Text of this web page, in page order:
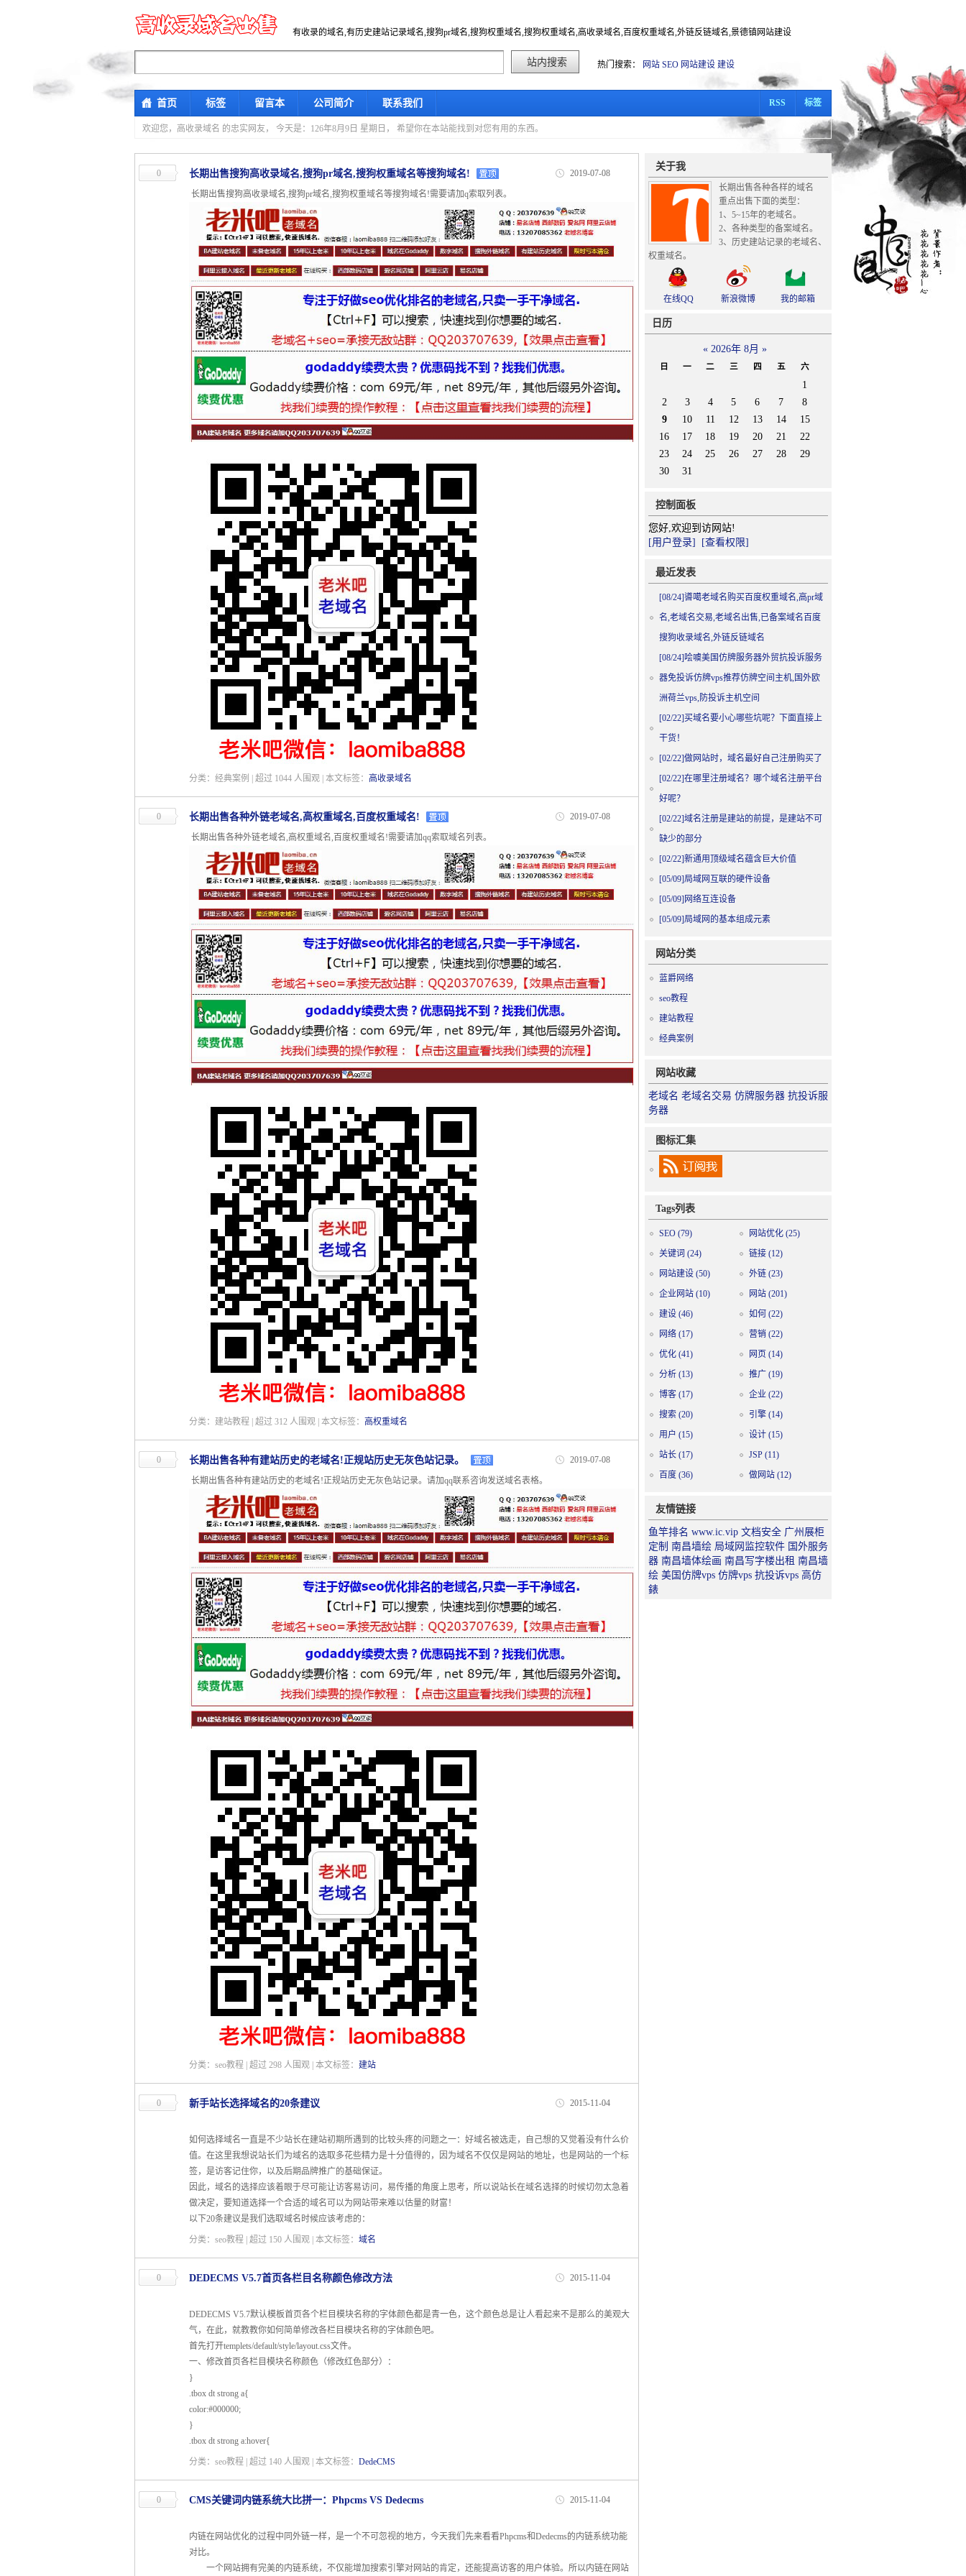
有收录的域名,有历史建站记录域名,搜狗pr域名,搜狗权重域名,搜狗权重域名,高收录域名,百度权重域名,外链反链域名,景德镇网站建设
热门搜索： 网站 SEO 网站建设 建设
首页 标签 留言本 公司简介 联系我们 RSS 标签
欢迎您，高收录域名 的忠实网友， 今天是：126年8月9日 星期日， 希望你在本站能找到对您有用的东西。
0 2019-07-08
长期出售搜狗高收录域名,搜狗pr域名,搜狗权重域名等搜狗域名!
长期出售搜狗高收录域名,搜狗pr域名,搜狗权重域名等搜狗域名!需要请加q索取列表。
分类：经典案例 | 超过 1044 人围观 | 本文标签： 高收录域名
0 2019-07-08
长期出售各种外链老域名,高权重域名,百度权重域名!
长期出售各种外链老域名,高权重域名,百度权重域名!需要请加qq索取域名列表。
分类：建站教程 | 超过 312 人围观 | 本文标签： 高权重域名
0 2019-07-08
长期出售各种有建站历史的老域名!正规站历史无灰色站记录。
长期出售各种有建站历史的老域名!正规站历史无灰色站记录。请加qq联系咨询发送域名表格。
分类：seo教程 | 超过 298 人围观 | 本文标签： 建站
0 2015-11-04
新手站长选择域名的20条建议
如何选择域名一直是不少站长在建站初期所遇到的比较头疼的问题之一：好域名被选走，自己想的又觉着没有什么价
值。在这里我想说站长们为域名的选取多花些精力是十分值得的，因为域名不仅仅是网站的地址，也是网站的一个标
签，是访客记住你，以及后期品牌推广的基础保证。
因此，域名的选择应该着眼于尽可能让访客易访问，易传播的角度上思考，所以说站长在域名选择的时候切勿太急着
做决定，要知道选择一个合适的域名可以为网站带来难以估量的财富！
以下20条建议是我们选取域名时候应该考虑的：
分类：seo教程 | 超过 150 人围观 | 本文标签： 域名
0 2015-11-04
DEDECMS V5.7首页各栏目名称颜色修改方法
DEDECMS V5.7默认模板首页各个栏目模块名称的字体颜色都是青一色，这个颜色总是让人看起来不是那么的美观大
气，在此，就教教你如何简单修改各栏目模块名称的字体颜色吧。
首先打开templets/default/style/layout.css文件。
一、修改首页各栏目模块名称颜色（修改红色部分）：
}
.tbox dt strong a{
color:#000000;
}
.tbox dt strong a:hover{
分类：seo教程 | 超过 140 人围观 | 本文标签： DedeCMS
0 2015-11-04
CMS关键词内链系统大比拼一：Phpcms VS Dedecms
内链在网站优化的过程中同外链一样，是一个不可忽视的地方，今天我们先来看看Phpcms和Dedecms的内链系统功能
对比。
一个网站拥有完美的内链系统，不仅能增加搜索引擎对网站的肯定，还能提高访客的用户体验。所以内链在网站
关于我
长期出售各种各样的域名
重点出售下面的类型：
1、5~15年的老域名。
2、各种类型的备案域名。
3、历史建站记录的老域名、
权重域名。
在线QQ 新浪微博 我的邮箱
日历
« 2026年 8月 »
日 一 二 三 四 五 六
1
2
3 4 5 6 7
8
9
10 11 12 13 14
15
16
17 18 19 20 21
22
23
24 25 26 27 28
29
30
31
控制面板
您好,欢迎到访网站!
[用户登录]
[查看权限]
最近发表
[08/24]噵噶老域名购买百度权重域名,高pr域
名,老域名交易,老域名出售,已备案域名百度
搜狗收录域名,外链反链域名
[08/24]哙噳美国仿牌服务器外贸抗投诉服务
器免投诉仿牌vps推荐仿牌空间主机,国外欧
洲荷兰vps,防投诉主机空间
[02/22]买域名要小心哪些坑呢？下面直接上
干货！
[02/22]做网站时，域名最好自己注册购买了
[02/22]在哪里注册域名？哪个域名注册平台
好呢？
[02/22]域名注册是建站的前提，是建站不可
缺少的部分
[02/22]新通用顶级域名蕴含巨大价值
[05/09]局域网互联的硬件设备
[05/09] 网络互连设备
[05/09]局域网的基本组成元素
网站分类
蓝爵网络
seo教程
建站教程
经典案例
网站收藏
老域名 老域名交易 仿牌服务器 抗投诉服
务器
图标汇集
Tags列表
SEO (79) 网站优化 (25)
关键词 (24) 链接 (12)
网站建设 (50) 外链 (23)
企业网站 (10) 网站 (201)
建设 (46) 如何 (22)
网络 (17) 营销 (22)
优化 (41) 网页 (14)
分析 (13) 推广 (19)
博客 (17) 企业 (22)
搜索 (20) 引擎 (14)
用户 (15) 设计 (15)
站长 (17) JSP (11)
百度 (36) 做网站 (12)
友情链接
鱼竿排名 www.ic.vip 文档安全 广州展柜
定制 南昌墙绘 局域网监控软件 国外服务
器 南昌墙体绘画 南昌写字楼出租 南昌墙
绘 美国仿牌vps 仿牌vps 抗投诉vps 高仿
錶